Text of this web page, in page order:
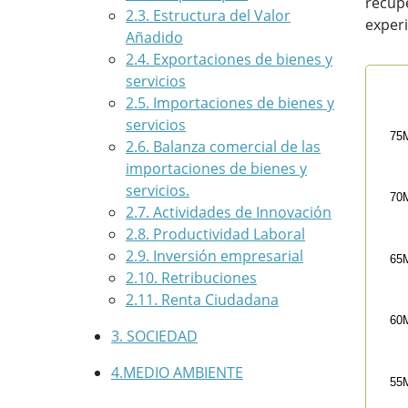
2.3. Estructura del Valor
Añadido
2.4. Exportaciones de bienes y
servicios
2.5. Importaciones de bienes y
servicios
2.6. Balanza comercial de las
importaciones de bienes y
servicios.
2.7. Actividades de Innovación
2.8. Productividad Laboral
2.9. Inversión empresarial
2.10. Retribuciones
2.11. Renta Ciudadana
3. SOCIEDAD
4.MEDIO AMBIENTE